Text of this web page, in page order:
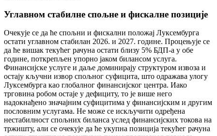
Углавном стабилне спољне и фискалне позиције
Очекује се да ће спољни и фискални положај Луксембурга
остати углавном стабилан 2026. и 2027. године. Процењује се
да ће вишак текућег рачуна остати близу 5% БДП-а у обе
године, поткрепљен упорно јаком билансом услуга.
Финансијске услуге и даље доминирају структуром извоза и
остају кључни извор спољног суфицита, што одражава улогу
Луксембурга као глобалног финансијског центра. Иако
трговина робом остаје у дефициту, то је више него
надокнађено значајним суфицитима у финансијским и другим
пословним услугама. Не може се искључити одређена
нестабилност спољних биланса услед финансијских токова на
тржишту, али се очекује да ће укупна позиција текућег рачуна